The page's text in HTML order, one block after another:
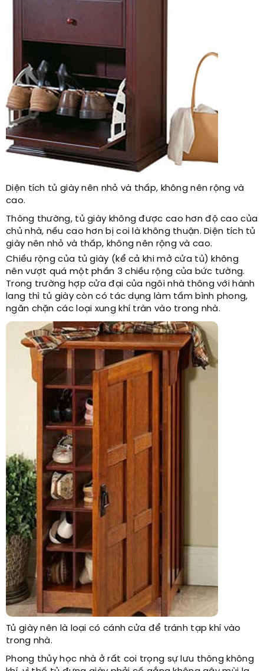
Diện tích tủ giày nên nhỏ và thấp, không nên rộng và
cao.
Thông thường, tủ giày không được cao hơn độ cao của
chủ nhà, nếu cao hơn bị coi là không thuận. Diện tích tủ
giày nên nhỏ và thấp, không nên rộng và cao.
Chiều rộng của tủ giày (kể cả khi mở cửa tủ) không
nên vượt quá một phần 3 chiều rộng của bức tường.
Trong trường hợp cửa đại của ngôi nhà thông với hành
lang thì tủ giày còn có tác dụng làm tấm bình phong,
ngăn chặn các loại xung khí tràn vào trong nhà.
Tủ giày nên là loại có cánh cửa để tránh tạp khí vào
trong nhà.
Phong thủy học nhà ở rất coi trọng sự lưu thông không